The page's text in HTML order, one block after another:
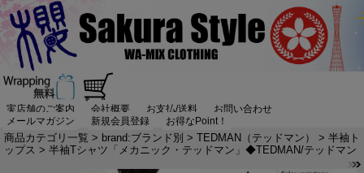
実店舗のご案内 会社概要 お支払/送料
お問い合わせ
メールマガジン
新規会員登録 お得なPoint！
商品カテゴリ一覧 > brand:ブランド別 > TEDMAN（テッドマン） > 半袖ト
ップス > 半袖Tシャツ「メカニック・テッドマン」◆TEDMAN/テッドマン